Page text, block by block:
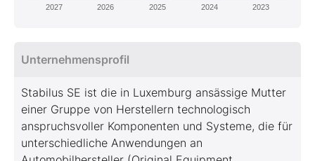
2027 2026 2025 2024 2023
Unternehmensprofil
Stabilus SE ist die in Luxemburg ansässige Mutter
einer Gruppe von Herstellern technologisch
anspruchsvoller Komponenten und Systeme, die für
unterschiedliche Anwendungen an